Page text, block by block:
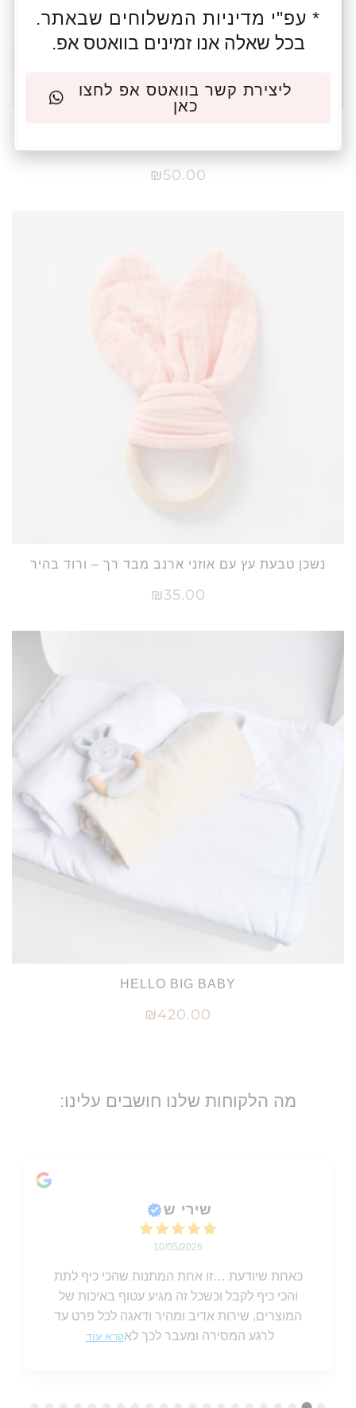
₪50.00
נשכן טבעת עץ עם אוזני ארנב מבד רך – ורוד בהיר
₪35.00
HELLO BIG BABY
₪420.00
מה הלקוחות שלנו חושבים עלינו:
שירי ש
10/05/2026
כאחת שיודעת …זו אחת המתנות שהכי כיף לתת
והכי כיף לקבל וכשכל זה מגיע עטוף באיכות של
המוצרים, שירות אדיב ומהיר ודאגה לכל פרט עד
לרגע המסירה ומעבר לכך לאקרא עוד
* עפ"י מדיניות המשלוחים שבאתר.
בכל שאלה אנו זמינים בוואטס אפ.
ליצירת קשר בוואטס אפ לחצו
כאן